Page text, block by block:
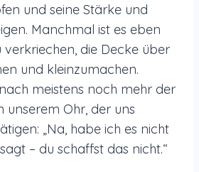
und seine Stärke und
Manchmal ist es eben
verkriechen, die Decke über
und kleinzumachen.
meistens noch mehr der
unserem Ohr, der uns
„Na, habe ich es nicht
– du schaffst das nicht.“